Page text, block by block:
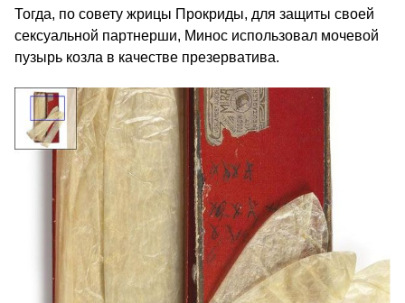
Тогда, по совету жрицы Прокриды, для защиты своей
сексуальной партнерши, Минос использовал мочевой
пузырь козла в качестве презерватива.